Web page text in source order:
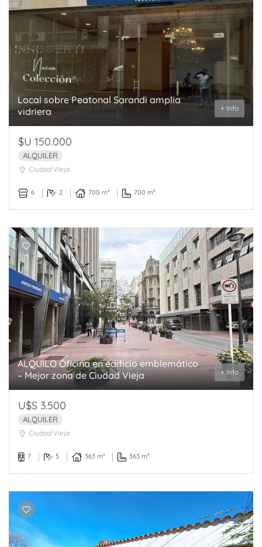
Local sobre Peatonal Sarandi amplia
vidriera
+ Info
$U 150.000
ALQUILER
Ciudad Vieja
6 2 700 m² 700 m²
ALQUILO Oficina en edificio emblemático
– Mejor zona de Ciudad Vieja
+ Info
U$S 3.500
ALQUILER
Ciudad Vieja
7 5 363 m² 363 m²